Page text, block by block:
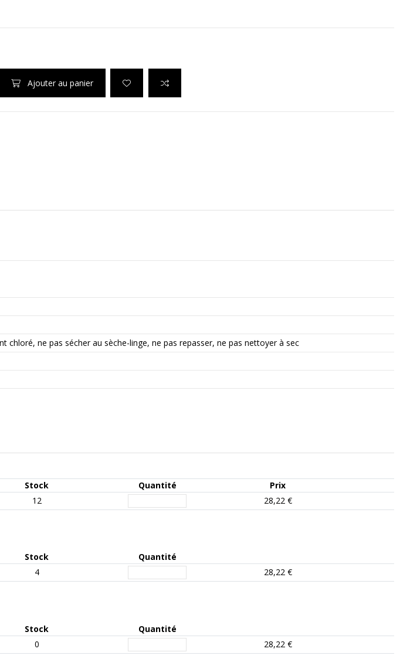
Ajouter au panier
chloré, ne pas sécher au sèche-linge, ne pas repasser, ne pas nettoyer à sec
Stock Quantité Prix
12 28,22 €
Stock Quantité
4 28,22 €
Stock Quantité
0 28,22 €